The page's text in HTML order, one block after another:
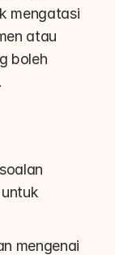
mengatasi
atau
boleh
mengenai